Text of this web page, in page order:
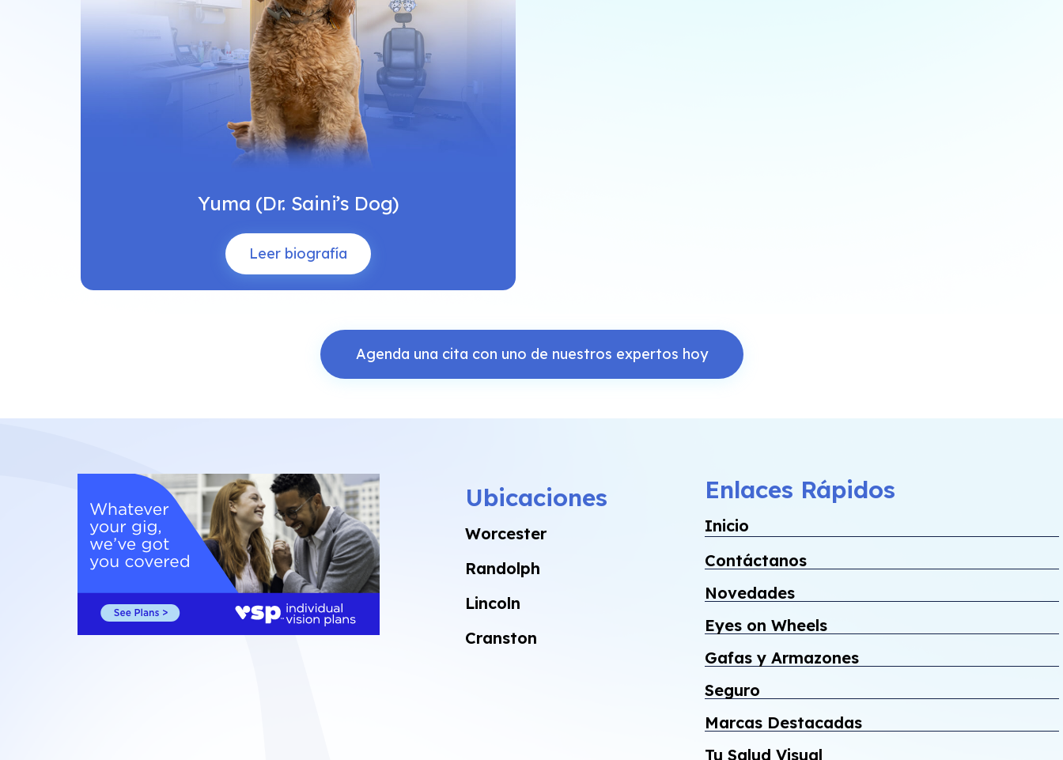
Yuma (Dr. Saini’s Dog)
Leer biografía
Agenda una cita con uno de nuestros expertos hoy
Ubicaciones
Worcester
Randolph
Lincoln
Cranston
Enlaces Rápidos
Inicio
Contáctanos
Novedades
Eyes on Wheels
Gafas y Armazones
Seguro
Marcas Destacadas
Tu Salud Visual